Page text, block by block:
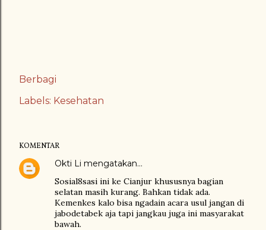
Berbagi
Labels: Kesehatan
KOMENTAR
Okti Li mengatakan…
Sosial8sasi ini ke Cianjur khususnya bagian
selatan masih kurang. Bahkan tidak ada.
Kemenkes kalo bisa ngadain acara usul jangan di
jabodetabek aja tapi jangkau juga ini masyarakat
bawah.